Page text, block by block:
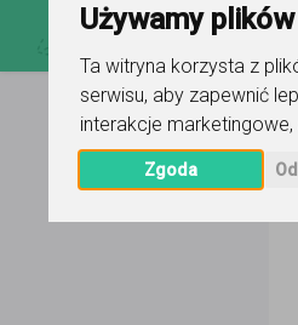
Używamy
Ta witryna korzysta z
serwisu, aby zapewnić
interakcje marketingowe,
Zgoda